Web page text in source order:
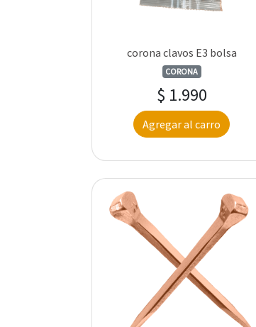
corona clavos E3 bolsa
CORONA
$ 1.990
Agregar al carro